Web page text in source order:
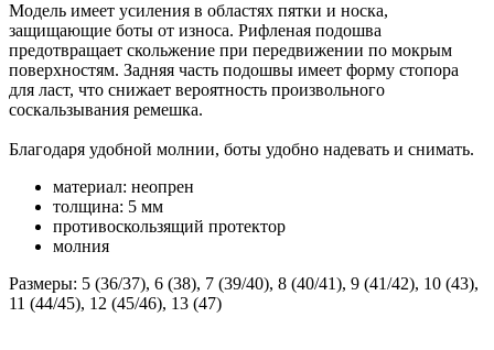
Модель имеет усиления в областях пятки и носка,
защищающие боты от износа. Рифленая подошва
предотвращает скольжение при передвижении по мокрым
поверхностям. Задняя часть подошвы имеет форму стопора
для ласт, что снижает вероятность произвольного
соскальзывания ремешка.
Благодаря удобной молнии, боты удобно надевать и снимать.
материал: неопрен
толщина: 5 мм
противоскользящий протектор
молния
Размеры: 5 (36/37), 6 (38), 7 (39/40), 8 (40/41), 9 (41/42), 10 (43),
11 (44/45), 12 (45/46), 13 (47)